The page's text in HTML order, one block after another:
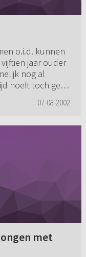
o.i.d. kunnen
jaar ouder
nog al
hoeft toch geen
07-08-2002
met